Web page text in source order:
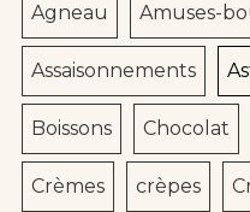
Agneau Amuses-
Assaisonnements
Boissons Chocolat
Crèmes crèpes